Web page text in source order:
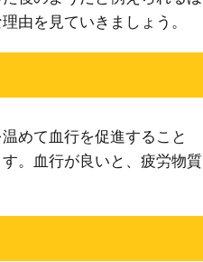
由を見ていきましょう。
めて血行を促進すること
。血行が良いと、疲労物質